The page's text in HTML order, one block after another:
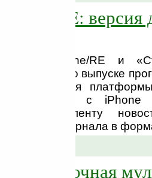
RE:
PC Magazine/RE и
объявили о выпуске
RE» для
совместима с
читать ленту
версии журнала в
бескнопочная